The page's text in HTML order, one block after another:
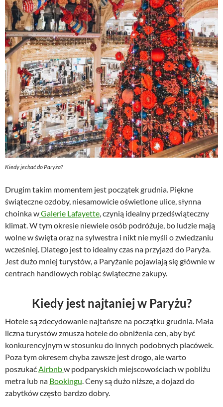
Kiedy jechać do Paryża?
Drugim takim momentem jest początek grudnia. Piękne
świąteczne ozdoby, niesamowicie oświetlone ulice, słynna
choinka wGalerie Lafayette , czynią idealny przedświąteczny
klimat. W tym okresie niewiele osób podróżuje, bo ludzie mają
wolne w święta oraz na sylwestra i nikt nie myśli o zwiedzaniu
wcześniej. Dlatego jest to idealny czas na przyjazd do Paryża.
Jest dużo mniej turystów, a Paryżanie pojawiają się głównie w
centrach handlowych robiąc świąteczne zakupy.
Kiedy jest najtaniej w Paryżu?
Hotele są zdecydowanie najtańsze na początku grudnia. Mała
liczna turystów zmusza hotele do obniżenia cen, aby być
konkurencyjnym w stosunku do innych podobnych placówek.
Poza tym okresem chyba zawsze jest drogo, ale warto
poszukać Airbnbw podparyskich miejscowościach w pobliżu
metra lub na Bookingu . Ceny są dużo niższe, a dojazd do
zabytków często bardzo dobry.